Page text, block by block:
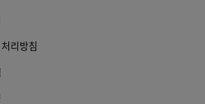
리방침